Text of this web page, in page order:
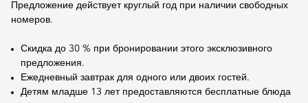
Предложение действует круглый год при наличии свободных
номеров.
Скидка до 30 % при бронировании этого эксклюзивного
предложения.
Ежедневный завтрак для одного или двоих гостей.
Детям младше 13 лет предоставляются бесплатные блюда